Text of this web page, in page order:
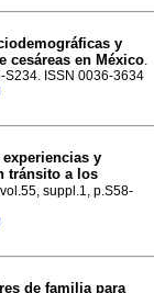
y
cesáreas en México.
S234. ISSN 0036-3634
y
tránsito a los
suppl.1, p.S58-
de familia para